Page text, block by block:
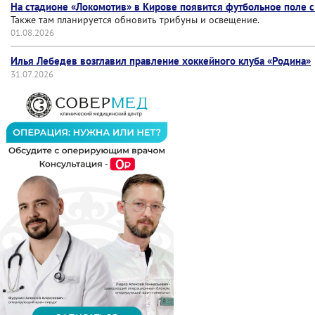
На стадионе «Локомотив» в Кирове появится футбольное поле
Также там планируется обновить трибуны и освещение.
01.08.2026
Илья Лебедев возглавил правление хоккейного клуба «Родина»
31.07.2026